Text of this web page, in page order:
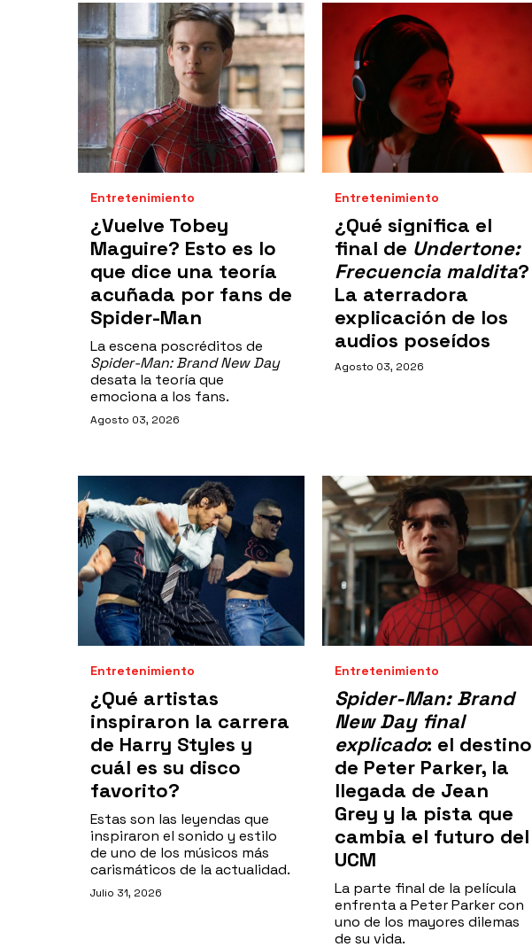
Entretenimiento
¿Vuelve Tobey
Maguire? Esto es lo
que dice una teoría
acuñada por fans de
Spider-Man
La escena poscréditos de
Spider-Man: Brand New Day
desata la teoría que
emociona a los fans.
Agosto 03, 2026
Entretenimiento
¿Qué significa el
final de Undertone:
Frecuencia maldita?
La aterradora
explicación de los
audios poseídos
Agosto 03, 2026
Entretenimiento
¿Qué artistas
inspiraron la carrera
de Harry Styles y
cuál es su disco
favorito?
Estas son las leyendas que
inspiraron el sonido y estilo
de uno de los músicos más
carismáticos de la actualidad.
Julio 31, 2026
Entretenimiento
Spider-Man: Brand
New Day final
explicado: el destino
de Peter Parker, la
llegada de Jean
Grey y la pista que
cambia el futuro del
UCM
La parte final de la película
enfrenta a Peter Parker con
uno de los mayores dilemas
de su vida.